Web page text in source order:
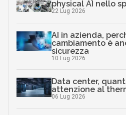
physical AI nello
22 Lug 2026
AI in azienda,
cambiamento è
sicurezza
10 Lug 2026
Data center,
attenzione al
06 Lug 2026